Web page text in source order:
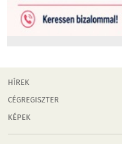
HÍREK
CÉGREGISZTER
KÉPEK